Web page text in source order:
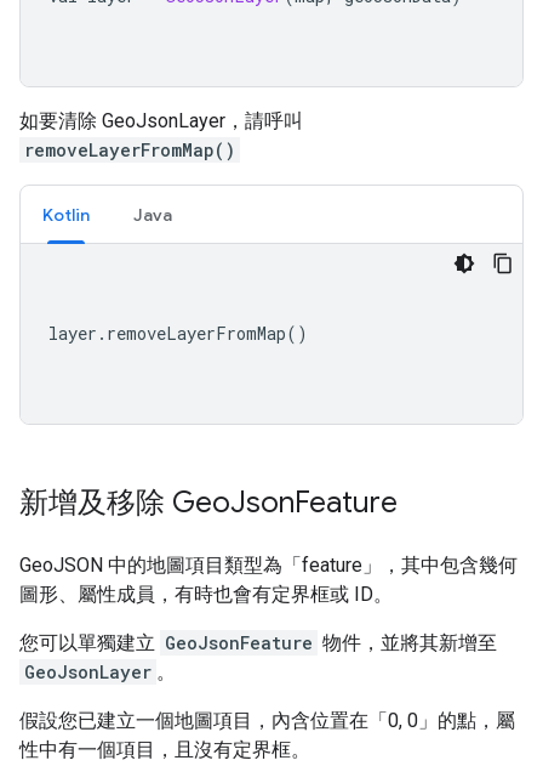
如要清除 GeoJsonLayer，請呼叫
removeLayerFromMap()
Kotlin Java
layer . removeLayerFromMap()
新增及移除 GeoJsonFeature
GeoJSON 中的地圖項目類型為「feature」，其中包含幾何
圖形、屬性成員，有時也會有定界框或 ID。
您可以單獨建立 GeoJsonFeature 物件，並將其新增至
GeoJsonLayer 。
假設您已建立一個地圖項目，內含位置在「0, 0」的點，屬
性中有一個項目，且沒有定界框。